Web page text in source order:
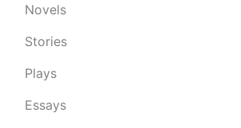
Novels
Stories
Plays
Essays